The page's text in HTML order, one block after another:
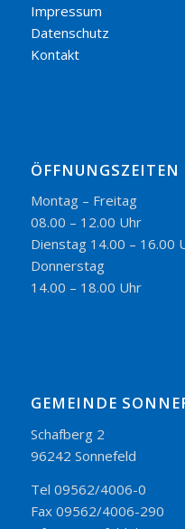
Impressum
Datenschutz
Kontakt
Montag – Freitag
08.00 – 12.00 Uhr
Dienstag 14.00 – 16.00
Donnerstag
14.00 – 18.00 Uhr
GEMEINDE
Schafberg 2
96242 Sonnefeld
Tel 09562/4006-0
Fax 09562/4006-290